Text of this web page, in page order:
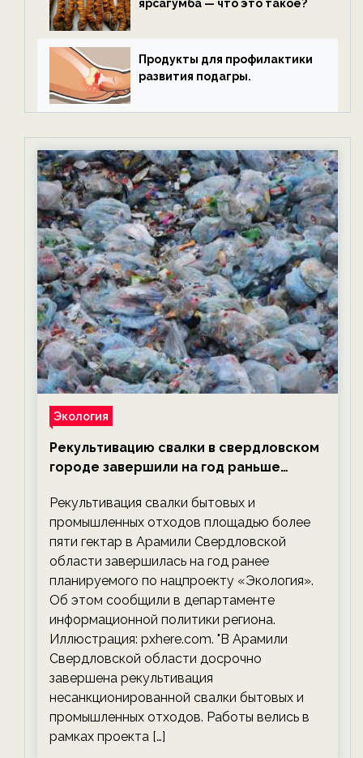
ярсагумба — что это такое?
Продукты для профилактики
развития подагры.
Экология
Рекультивацию свалки в свердловском
городе завершили на год раньше
экологии на ECOportal
Рекультивация свалки бытовых и
промышленных отходов площадью более
пяти гектар в Арамили Свердловской
области завершилась на год ранее
планируемого по нацпроекту «Экология».
Об этом сообщили в департаменте
информационной политики региона.
Иллюстрация: pxhere.com. "В Арамили
Свердловской области досрочно
завершена рекультивация
несанкционированной свалки бытовых и
промышленных отходов. Работы велись в
рамках проекта […]